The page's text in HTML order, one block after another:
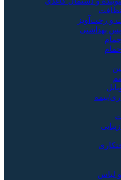
نظافت
و رخت‌آویز
بهداشتی
بیمه
لباس